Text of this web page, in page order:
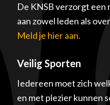
De KNSB verzorgt
aan zowel leden als
Meld je hier aan.
Veilig Sporten
Iedereen moet zich
en met plezier kunnen